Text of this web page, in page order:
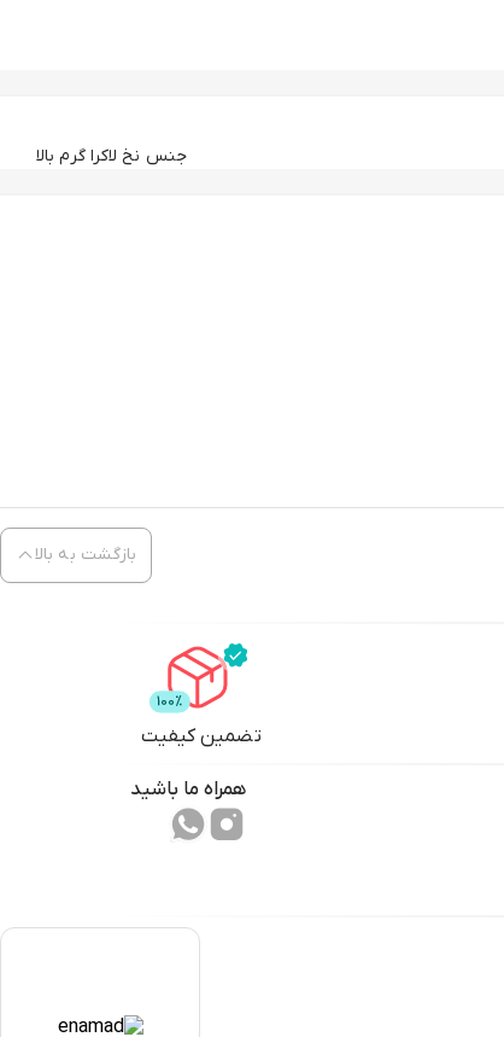
جنس نخ لاكرا گرم بالا
بازگشت به بالا
تضمین کیفیت
همراه ما باشید